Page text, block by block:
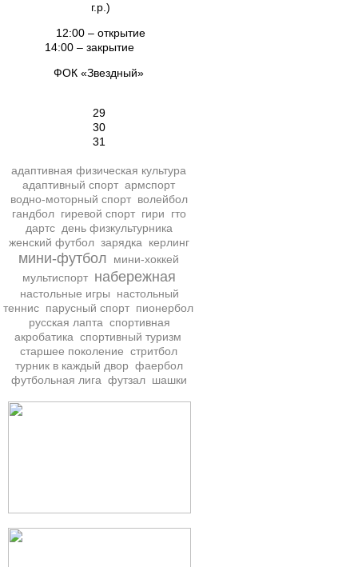
г.р.)
12:00 – открытие
14:00 – закрытие
ФОК «Звездный»
29
30
31
адаптивная физическая культура
адаптивный спорт армспорт
водно-моторный спорт волейбол
гандбол гиревой спорт гири
гто
дартс день физкультурника
женский футбол зарядка керлинг
мини-футбол
мини-хоккей
мультиспорт набережная
настольные игры
настольный
теннис парусный спорт пионербол
русская лапта спортивная
акробатика спортивный туризм
старшее поколение стритбол
турник в каждый двор фаербол
футбольная лига футзал шашки